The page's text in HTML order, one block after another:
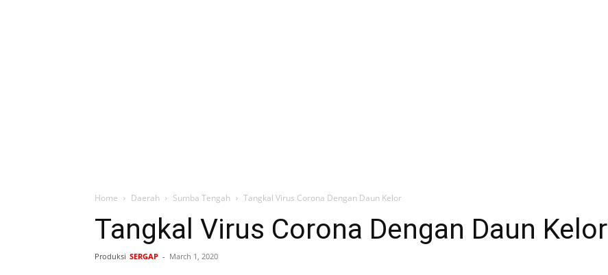
Home Daerah Sumba Tengah Tangkal Virus Corona Dengan Daun Kelor
Tangkal Virus Corona Dengan Daun Kelor
Produksi SERGAP - March 1, 2020